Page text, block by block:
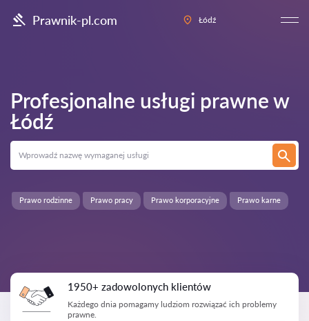
Prawnik-pl.com Łódź
Profesjonalne usługi prawne w
Łódź
Prawo karne
Prawo rodzinne Prawo pracy Prawo korporacyjne
1950+ zadowolonych klientów
Każdego dnia pomagamy ludziom rozwiązać ich problemy
prawne.